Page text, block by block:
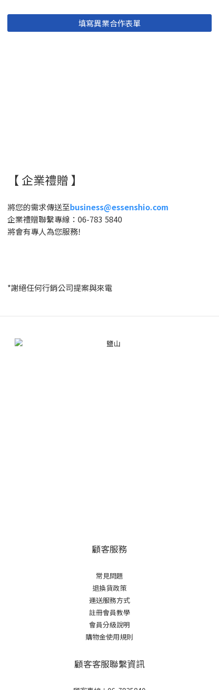
填寫異業合作表單
【 企業禮贈 】
將您的需求傳送至business@essenshio.com
企業禮贈聯繫專線：06-783 5840
將會有專人為您服務!
*謝絕任何行銷公司提案與來電
顧客服務
常見問題
退換貨政策
運送服務方式
註冊會員教學
會員分級說明
購物金使用規則
顧客客服聯繫資訊